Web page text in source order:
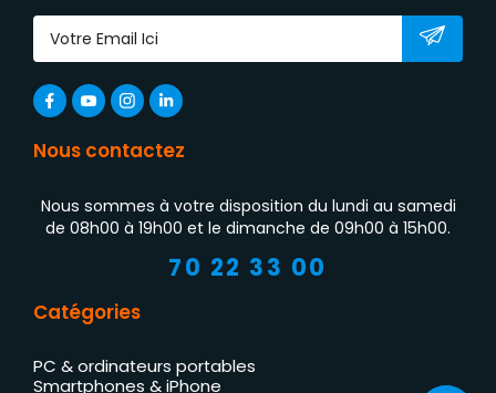
Nous contactez
Nous sommes à votre disposition du lundi au samedi
de 08h00 à 19h00 et le dimanche de 09h00 à 15h00.
70 22 33 00
Catégories
PC & ordinateurs portables
Smartphones & iPhone